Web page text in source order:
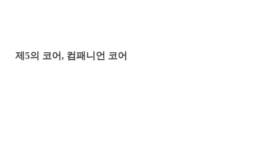
제5의 코어, 컴패니언 코어